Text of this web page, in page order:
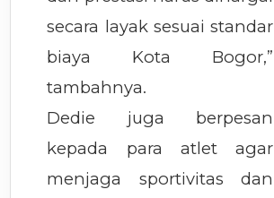
secara layak sesuai standar
biaya Kota Bogor,”
tambahnya.
Dedie juga berpesan
kepada para atlet agar
menjaga sportivitas dan